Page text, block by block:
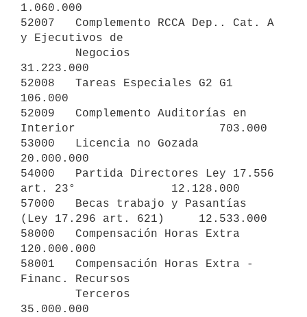
1.060.000
52007   Complemento RCCA Dep.. Cat. A
y Ejecutivos de
31.223.000
52008   Tareas Especiales G2 G1
106.000
52009   Complemento Auditorías en
Interior                     703.000
53000   Licencia no Gozada
20.000.000
54000   Partida Directores Ley 17.556
art. 23°              12.128.000
57000   Becas trabajo y Pasantías
(Ley 17.296 art. 621)     12.533.000
58000   Compensación Horas Extra
120.000.000
58001   Compensación Horas Extra -
Financ. Recursos
35.000.000